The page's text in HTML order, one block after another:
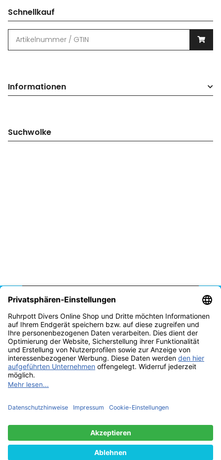
Schnellkauf
Informationen
Suchwolke
Vertrag widerrufen
* Alle Preise inkl. gesetzlicher USt., zzgl.Versand
© Tauchschule Ruhrpott Divers Thomas Reich 2025